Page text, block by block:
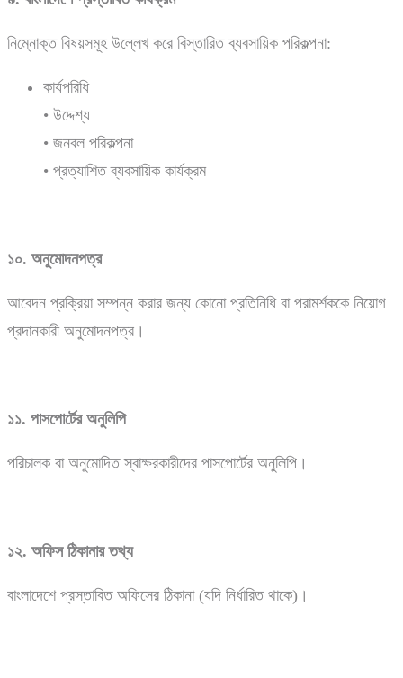
নিম্নোক্ত বিষয়সমূহ উল্লেখ করে বিস্তারিত ব্যবসায়িক পরিকল্পনা:
কার্যপরিধি
• উদ্দেশ্য
• জনবল পরিকল্পনা
• প্রত্যাশিত ব্যবসায়িক কার্যক্রম
১০. অনুমোদনপত্র
আবেদন প্রক্রিয়া সম্পন্ন করার জন্য কোনো প্রতিনিধি বা পরামর্শককে নিয়োগ
প্রদানকারী অনুমোদনপত্র।
১১. পাসপোর্টের অনুলিপি
পরিচালক বা অনুমোদিত স্বাক্ষরকারীদের পাসপোর্টের অনুলিপি।
১২. অফিস ঠিকানারতথ্য
বাংলাদেশে প্রস্তাবিত অফিসের ঠিকানা (যদি নির্ধারিত থাকে)।